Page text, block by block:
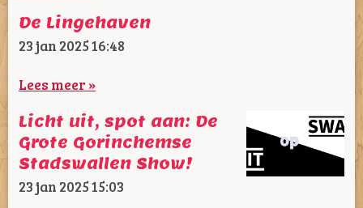
De Lingehaven
23 jan 202516:48
Lees meer »
Licht uit, spot aan: De
Grote Gorinchemse
Stadswallen Show!
23 jan 202515:03